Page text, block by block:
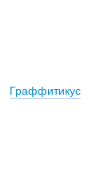
Граффитикус